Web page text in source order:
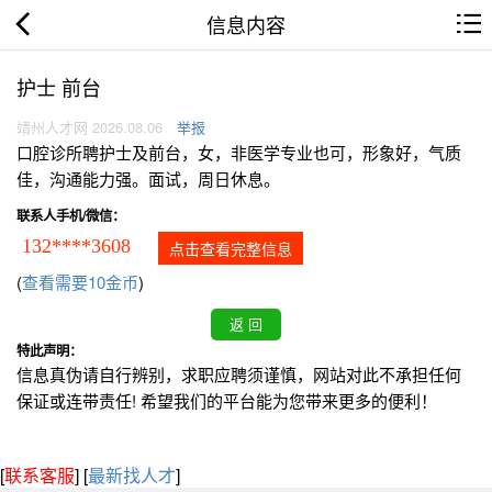
信息内容
护士 前台
靖州人才网 2026.08.06 举报
口腔诊所聘护士及前台，女，非医学专业也可，形象好，气质
佳，沟通能力强。面试，周日休息。
联系人手机/微信：
132****3608 点击查看完整信息
(查看需要10金币)
特此声明：
信息真伪请自行辨别，求职应聘须谨慎，网站对此不承担任何
保证或连带责任! 希望我们的平台能为您带来更多的便利！
[联系客服] [最新找人才]